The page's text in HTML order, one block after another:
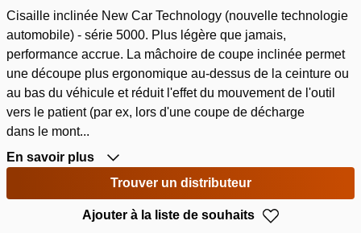
Cisaille inclinée New Car Technology (nouvelle technologie
automobile) - série 5000. Plus légère que jamais,
performance accrue. La mâchoire de coupe inclinée permet
une découpe plus ergonomique au-dessus de la ceinture ou
au bas du véhicule et réduit l'effet du mouvement de l'outil
vers le patient (par ex, lors d'une coupe de décharge
dans le mont...
En savoir plus
Trouver un distributeur
Ajouter à la liste de souhaits